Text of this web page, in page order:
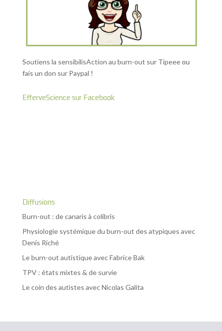
Soutiens la sensibilisAction au burn-out sur Tipeeeou
fais un don sur Paypal !
EfferveScience sur Facebook
Diffusions
Burn-out : de canaris à colibris
Physiologie systémique du burn-out des atypiques avec
Denis Riché
Le burn-out autistique avec Fabrice Bak
TPV : états mixtes & de survie
Le coin des autistes avec Nicolas Galita